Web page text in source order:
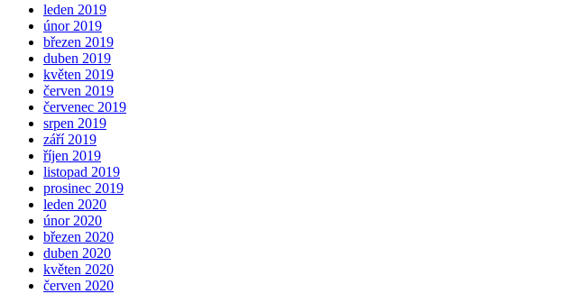
leden 2019
únor 2019
březen 2019
duben 2019
květen 2019
červen 2019
červenec 2019
srpen 2019
září 2019
říjen 2019
listopad 2019
prosinec 2019
leden 2020
únor 2020
březen 2020
duben 2020
květen 2020
červen 2020